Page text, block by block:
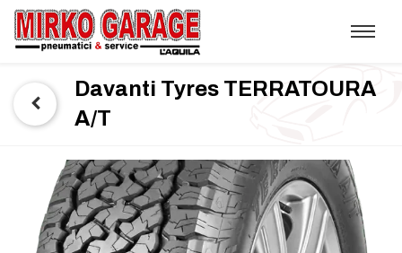
Davanti Tyres TERRATOURA
A/T